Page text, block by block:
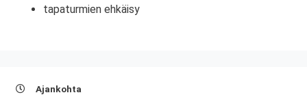
tapaturmien ehkäisy
Ajankohta